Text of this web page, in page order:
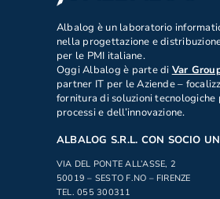
Albalog è un laboratorio
nella progettazione e
per le PMI italiane.
Oggi Albalog è parte di Var
partner IT per le Aziende –
fornitura di soluzioni
processi e dell’innovazione.
ALBALOG S.R.L. CON SOCIO
VIA DEL PONTE ALL’ASSE, 2
50019 – SESTO F.NO – FIRENZE
TEL. 055 300311